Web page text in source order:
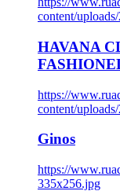
content/
HAVANA
https://
content/
Ginos
https://
335x256.jpg